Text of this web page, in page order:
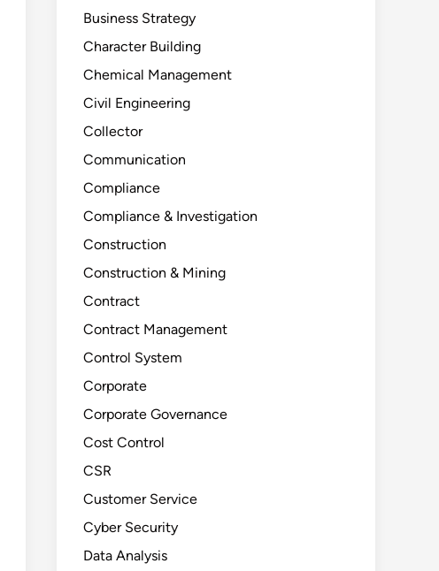
Business Strategy
Character Building
Chemical Management
Civil Engineering
Collector
Communication
Compliance
Compliance & Investigation
Construction
Construction & Mining
Contract
Contract Management
Control System
Corporate
Corporate Governance
Cost Control
CSR
Customer Service
Cyber Security
Data Analysis